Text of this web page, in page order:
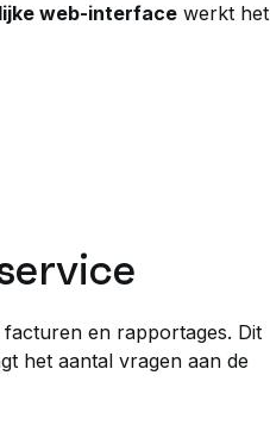
web-interface werkt het
en rapportages. Dit
het aantal vragen aan de